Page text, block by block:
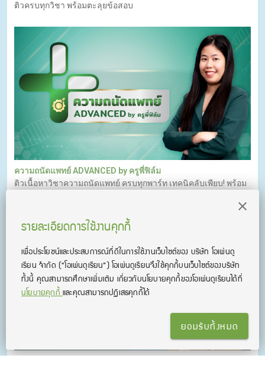
ติวครบทุกวิชา พร้อมตะลุยข้อสอบ
ความถนัดแพทย์ ADVANCED by ครูพี่ฟิล์ม
ติวเนื้อหาวิชาความถนัดแพทย์ ครบทุกพาร์ท เทคนิคลับเพียบ! พร้อม
รายละเอียดการใช้งานคุกกี้
เพื่อประโยชน์และประสบการณ์ที่ดีในการใช้งานเว็บไซต์ของ บริษัท โอเพ่นดู
เรียน จํากัด (“โอเพ่นดูเรียน”)โอเพ่นดูเรียนจึงใช้คุกกี้บนเว็บไซต์ของบริษัท
ทั้งนี้ คุณสามารถศึกษาเพิ่มเติม เกี่ยวกับนโยบายคุกกี้ของโอเพ่นดูเรียนได้ที่
นโยบายคุกกี้และคุณสามารถปฏิเสธคุกกี้ได้
ยอมรับทั้งหมด